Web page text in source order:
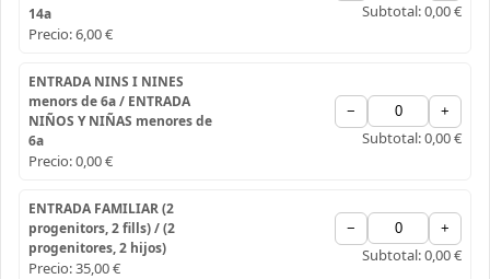
14a
Precio:6,00 €
Subtotal:0,00 €
ENTRADA NINS I NINES
menors de 6a / ENTRADA
NIÑOS Y NIÑAS menores de
6a
Precio:0,00 €
− +
Subtotal:0,00 €
ENTRADA FAMILIAR (2
progenitors, 2 fills) / (2
progenitores, 2 hijos)
Precio:35,00 €
− +
Subtotal:0,00 €